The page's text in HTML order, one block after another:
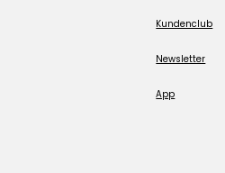
Kundenclub
Newsletter
App